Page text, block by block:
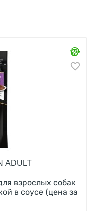
ADULT
взрослых собак
в соусе (цена за